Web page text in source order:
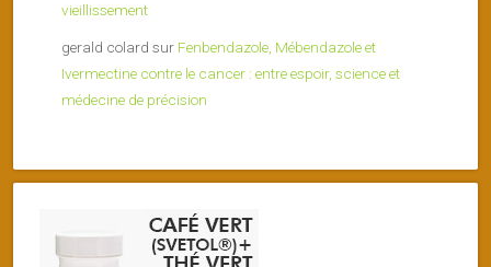
vieillissement
gerald colard sur Fenbendazole, Mébendazole et
Ivermectine contre le cancer : entre espoir, science et
médecine de précision